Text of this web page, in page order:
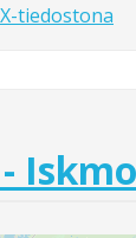
tiedostona